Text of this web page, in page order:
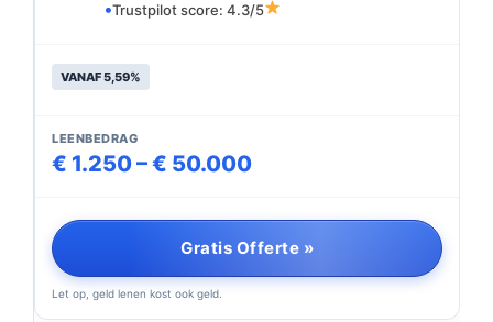
Trustpilot score: 4.3/5
VANAF 5,59%
LEENBEDRAG
€ 1.250 – € 50.000
Gratis Offerte »
Let op, geld lenen kost ook geld.